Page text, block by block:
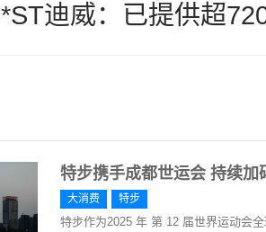
*ST迪威：已提供超
特步携手成都世运会 持续加
大消费 特步
特步作为2025 年 第 12 届世界运动会